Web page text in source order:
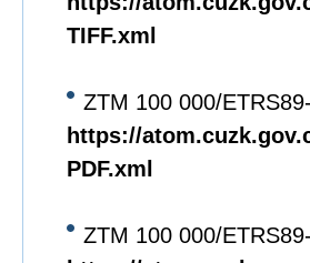
TIFF.xml
ZTM 100 000/
https://
PDF.xml
ZTM 100 000/